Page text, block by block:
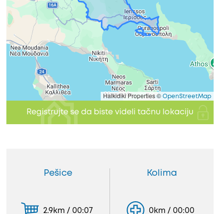
Halkidiki Properties © OpenStreetMap
Registrujte se da biste videli tačnu lokaciju
Pešice
2.9km / 00:07
Kolima
0km / 00:00